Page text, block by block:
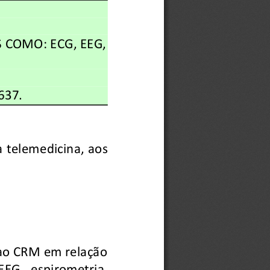
COMO: ECG, EEG,
7.
telemedicina, aos
CRM em relação